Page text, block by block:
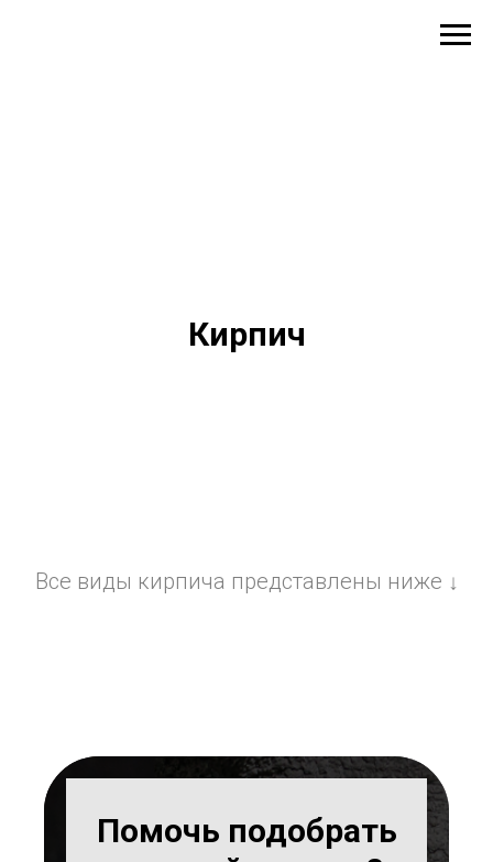
Кирпич
Все виды кирпича представлены ниже ↓
Помочь подобрать